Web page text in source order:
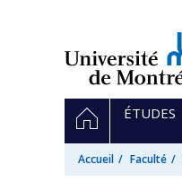
Navigation
principale
ACCUEIL
ÉTUDES
Accueil Faculté